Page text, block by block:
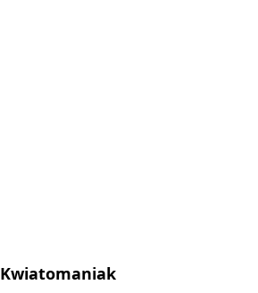
Kwiatomaniak